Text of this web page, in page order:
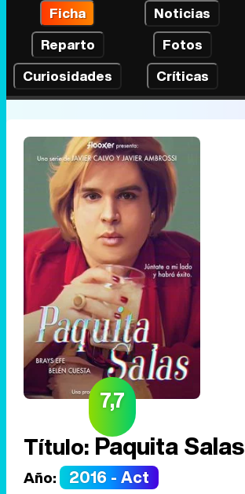
Ficha Noticias
Reparto
Fotos
Curiosidades
Críticas
7,7
Título: Paquita Salas
Año: 2016 - Act